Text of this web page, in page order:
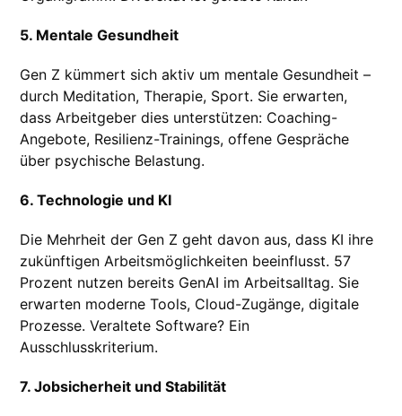
5. Mentale Gesundheit
Gen Z kümmert sich aktiv um mentale Gesundheit –
durch Meditation, Therapie, Sport. Sie erwarten,
dass Arbeitgeber dies unterstützen: Coaching-
Angebote, Resilienz-Trainings, offene Gespräche
über psychische Belastung.
6. Technologie und KI
Die Mehrheit der Gen Z geht davon aus, dass KI ihre
zukünftigen Arbeitsmöglichkeiten beeinflusst. 57
Prozent nutzen bereits GenAI im Arbeitsalltag. Sie
erwarten moderne Tools, Cloud-Zugänge, digitale
Prozesse. Veraltete Software? Ein
Ausschlusskriterium.
7. Jobsicherheit und Stabilität